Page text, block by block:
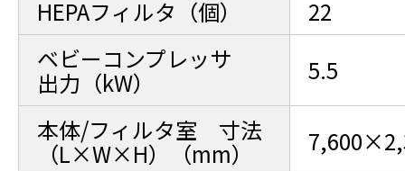
HEPAフィルタ（個）
22
ベビーコンプレッサ
出力（kW）
5.5
本体/フィルタ室 寸法
（L×W×H）（mm）